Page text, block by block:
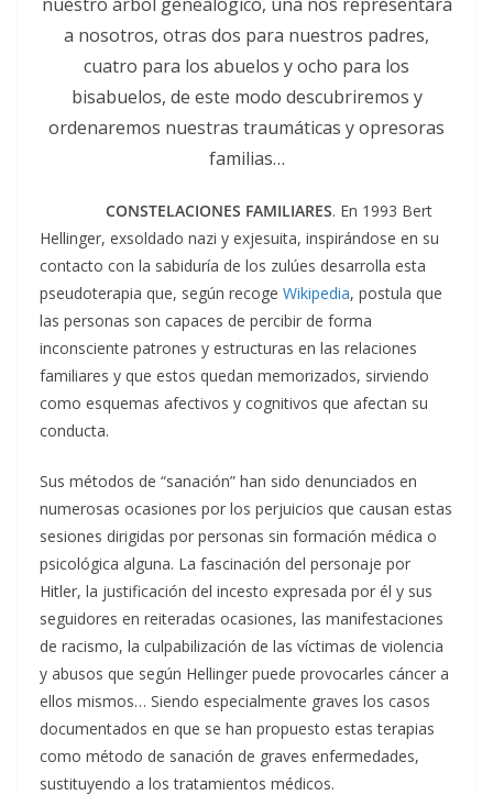
a nosotros, otras dos para nuestros padres,
cuatro para los abuelos y ocho para los
bisabuelos, de este modo descubriremos y
ordenaremos nuestras traumáticas y opresoras
familias…
CONSTELACIONES FAMILIARES. En 1993 Bert
Hellinger, exsoldado nazi y exjesuita, inspirándose en su
contacto con la sabiduría de los zulúes desarrolla esta
pseudoterapia que, según recoge Wikipedia, postula que
las personas son capaces de percibir de forma
inconsciente patrones y estructuras en las relaciones
familiares y que estos quedan memorizados, sirviendo
como esquemas afectivos y cognitivos que afectan su
conducta.
Sus métodos de “sanación” han sido denunciados en
numerosas ocasiones por los perjuicios que causan estas
sesiones dirigidas por personas sin formación médica o
psicológica alguna. La fascinación del personaje por
Hitler, la justificación del incesto expresada por él y sus
seguidores en reiteradas ocasiones, las manifestaciones
de racismo, la culpabilización de las víctimas de violencia
y abusos que según Hellinger puede provocarles cáncer a
ellos mismos… Siendo especialmente graves los casos
documentados en que se han propuesto estas terapias
como método de sanación de graves enfermedades,
sustituyendo a los tratamientos médicos.